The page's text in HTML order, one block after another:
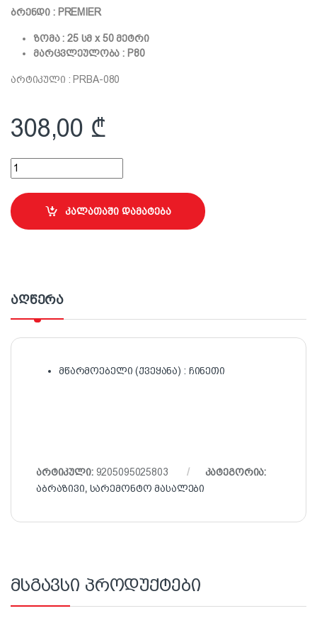
ბრენდი : PREMIER
ზომა : 25 სმ x 50 მეტრი
მარცვლეულობა : P80
არტიკული : PRBA-080
308,00 ₾
P80 ზუმფარა 25სმx50მ Premier (შავი) quantity
კალათაში დამატება
აღწერა
მწარმოებელი (ქვეყანა) : ჩინეთი
არტიკული: 9205095025803
კატეგორია:
აბრაზივი, სარემონტო მასალები
მსგავსი პროდუქტები